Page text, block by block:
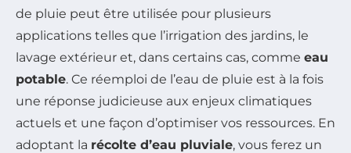
de pluie peut être utilisée pour plusieurs
applications telles que l’irrigation des jardins, le
lavage extérieur et, dans certains cas, comme eau
potable. Ce réemploi de l’eau de pluie est à la fois
une réponse judicieuse aux enjeux climatiques
actuels et une façon d’optimiser vos ressources. En
adoptant la récolte d’eau pluviale, vous ferez un